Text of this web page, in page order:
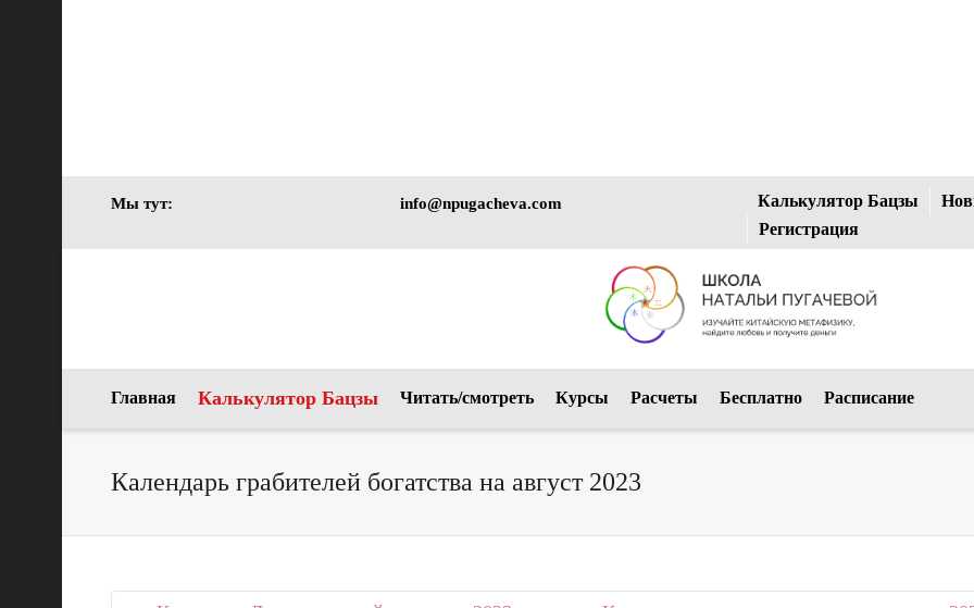
Мы тут: info@npugacheva.com Калькулятор Бацзы
Регистрация
Главная Калькулятор Бацзы Читать/смотреть Курсы Расчеты Бесплатно Расписание
Календарь грабителей богатства на август 2023